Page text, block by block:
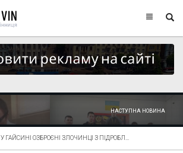
НАСТУПНА НОВИНА
У ГАЙСИНІ ОЗБРОЄНІ ЗЛОЧИНЦІ З ПІДРОБЛ...